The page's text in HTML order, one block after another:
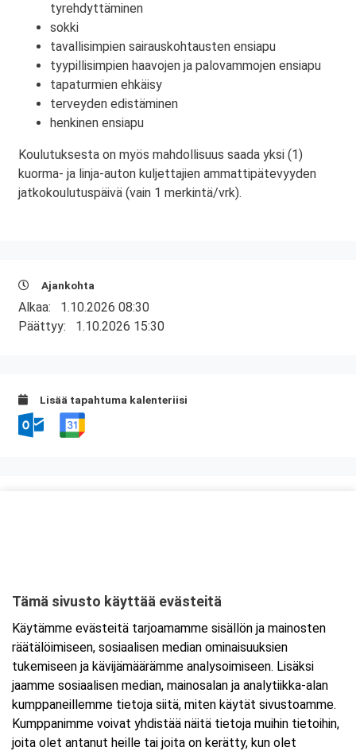
tyrehdyttäminen
sokki
tavallisimpien sairauskohtausten ensiapu
tyypillisimpien haavojen ja palovammojen ensiapu
tapaturmien ehkäisy
terveyden edistäminen
henkinen ensiapu
Koulutuksesta on myös mahdollisuus saada yksi (1)
kuorma- ja linja-auton kuljettajien ammattipätevyyden
jatkokoulutuspäivä (vain 1 merkintä/vrk).
Ajankohta
Alkaa: 1.10.2026 08:30
Päättyy: 1.10.2026 15:30
Lisää tapahtuma kalenteriisi
Tarkempi kartta ja ajo-ohjeet
Tämä sivusto käyttää evästeitä
Käytämme evästeitä tarjoamamme sisällön ja mainosten
räätälöimiseen, sosiaalisen median ominaisuuksien
tukemiseen ja kävijämäärämme analysoimiseen. Lisäksi
jaamme sosiaalisen median, mainosalan ja analytiikka-alan
kumppaneillemme tietoja siitä, miten käytät sivustoamme.
Kumppanimme voivat yhdistää näitä tietoja muihin tietoihin,
joita olet antanut heille tai joita on kerätty, kun olet